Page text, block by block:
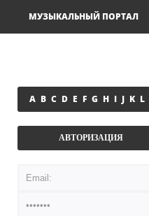
МУЗЫКАЛЬНЫЙ ПОРТАЛ
A B C D E F G H I J K L
АВТОРИЗАЦИЯ